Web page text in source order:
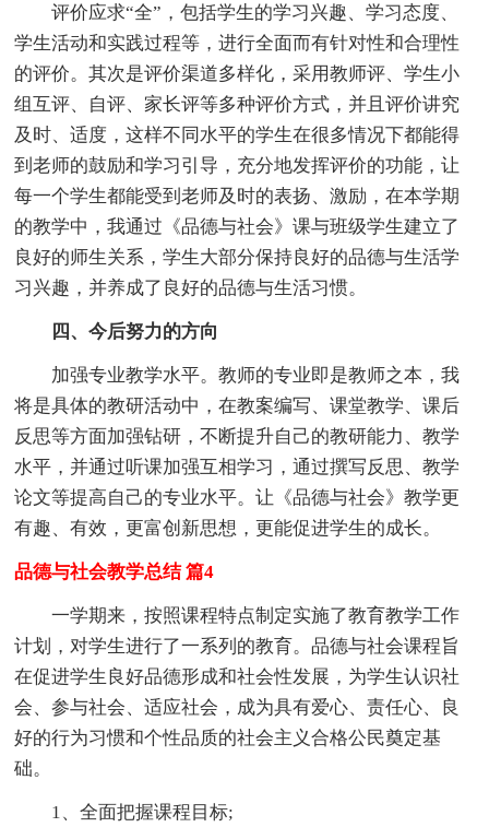
评价应求“全”，包括学生的学习兴趣、学习态度、
学生活动和实践过程等，进行全面而有针对性和合理性
的评价。其次是评价渠道多样化，采用教师评、学生小
组互评、自评、家长评等多种评价方式，并且评价讲究
及时、适度，这样不同水平的学生在很多情况下都能得
到老师的鼓励和学习引导，充分地发挥评价的功能，让
每一个学生都能受到老师及时的表扬、激励，在本学期
的教学中，我通过《品德与社会》课与班级学生建立了
良好的师生关系，学生大部分保持良好的品德与生活学
习兴趣，并养成了良好的品德与生活习惯。
四、今后努力的方向
加强专业教学水平。教师的专业即是教师之本，我
将是具体的教研活动中，在教案编写、课堂教学、课后
反思等方面加强钻研，不断提升自己的教研能力、教学
水平，并通过听课加强互相学习，通过撰写反思、教学
论文等提高自己的专业水平。让《品德与社会》教学更
有趣、有效，更富创新思想，更能促进学生的成长。
品德与社会教学总结 篇4
一学期来，按照课程特点制定实施了教育教学工作
计划，对学生进行了一系列的教育。品德与社会课程旨
在促进学生良好品德形成和社会性发展，为学生认识社
会、参与社会、适应社会，成为具有爱心、责任心、良
好的行为习惯和个性品质的社会主义合格公民奠定基
础。
1、全面把握课程目标;